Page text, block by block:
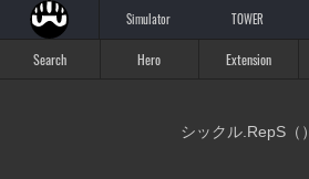
Simulator TOWER
Search Hero Extension
シックル.RepS（）